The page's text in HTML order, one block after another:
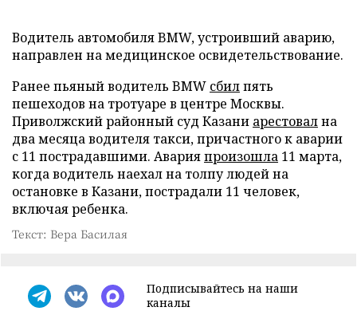
Водитель автомобиля BMW, устроивший аварию,
направлен на медицинское освидетельствование.
Ранее пьяный водитель BMW сбилпять
пешеходов на тротуаре в центре Москвы.
Приволжский районный суд Казани арестовална
два месяца водителя такси, причастного к аварии
с 11 пострадавшими. Аварияпроизошла 11 марта,
когда водитель наехал на толпу людей на
остановке в Казани, пострадали 11 человек,
включая ребенка.
Текст: Вера Басилая
Подписывайтесь на наши
каналы